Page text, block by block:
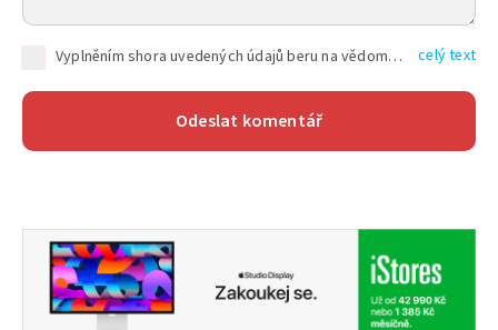
Vyplněním shora uvedených údajů beru na vědomí, že společnost TEXT FACTORY s.r.o., sídlem Brno, Durďákova 336/29, Černá Pole, PSČ: 613 00, IČ: 06157831, zapsané u Krajského soudu v Brně, oddíl C, vložka 100399, bude zpracovávat mé osobní údaje uvedené v rámci mnou vyplněného registračního formuláře na základě oprávněných zájmů TEXT FACTORY s.r.o. dle čl. 6 odst. 1 písm. f) GDPR a pro splnění právních povinností (čl. 6 odst. 1 písm. c) GDPR), a to pro tyto účely: nezbytnost zajistit oprávnění návštěvníka webových stránek provozovaných společností TEXT FACTORY s.r.o. přispívat aktivně ke zveřejněným článkům nebo v rámci diskusních fór a výkon práv TEXT FACTORY s.r.o. jako administrátora těchto diskusních fór. Více informací o zpracování osobních údajů a právech lze nalézt v celý text